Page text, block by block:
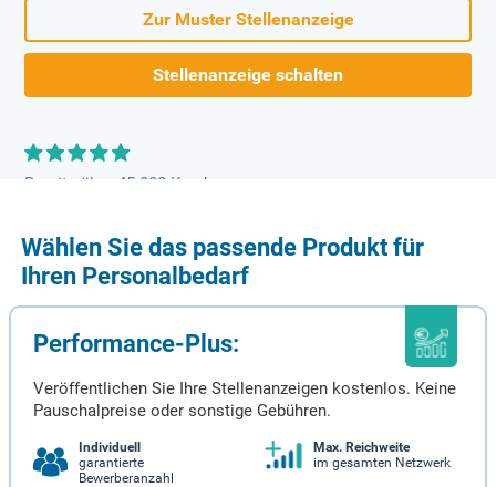
Zur Muster Stellenanzeige
Stellenanzeige schalten
Bereits über 45.000 Kunden
Wählen Sie das passende Produkt für
Ihren Personalbedarf
Performance-Plus:
Veröffentlichen Sie Ihre Stellenanzeigen kostenlos. Keine
Pauschalpreise oder sonstige Gebühren.
Individuell
garantierte
Bewerberanzahl
Max. Reichweite
im gesamten Netzwerk